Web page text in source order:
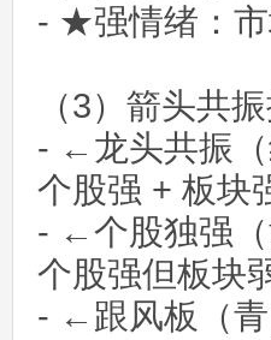
- ★强情绪：
（3）箭头共
- ←龙头共振（
个股强 + 板块
- ←个股独强（
个股强但板块
- ←跟风板（青